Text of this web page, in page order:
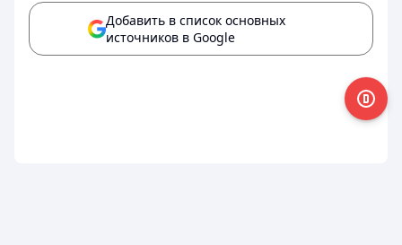
Добавить в список основных
источников в Google